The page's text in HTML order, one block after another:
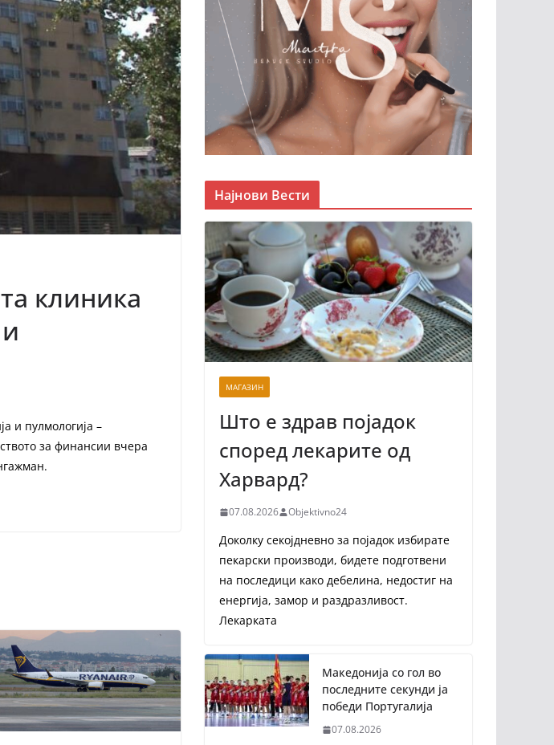
клиника
и пулмологија –
за финансии вчера
Најнови Вести
МАГАЗИН
Што е здрав појадок
според лекарите од
Харвард?
07.08.2026 Objektivno24
Доколку секојдневно за појадок избирате
пекарски производи, бидете подготвени
на последици како дебелина, недостиг на
енергија, замор и раздразливост.
Лекарката
Македонија со гол во
последните секунди ја
победи Португалија
07.08.2026